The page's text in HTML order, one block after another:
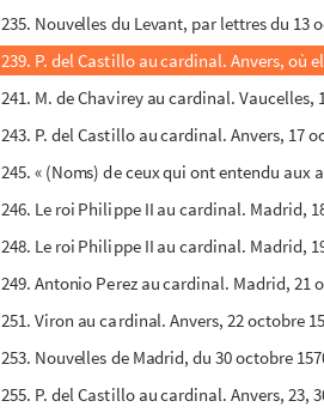
235. Nouvelles du Levant, par lettres du 13
239. P. del Castillo au cardinal. Anvers, où
241. M. de Chavirey au cardinal. Vaucelles,
243. P. del Castillo au cardinal. Anvers, 17
245. « (Noms) de ceux qui ont entendu aux
246. Le roi Philippe II au cardinal. Madrid,
248. Le roi Philippe II au cardinal. Madrid,
249. Antonio Perez au cardinal. Madrid, 21
251. Viron au cardinal. Anvers, 22 octobre
253. Nouvelles de Madrid, du 30 octobre
255. P. del Castillo au cardinal. Anvers, 23,